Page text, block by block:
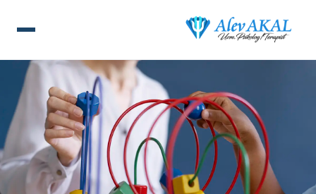
ANA SAYFA